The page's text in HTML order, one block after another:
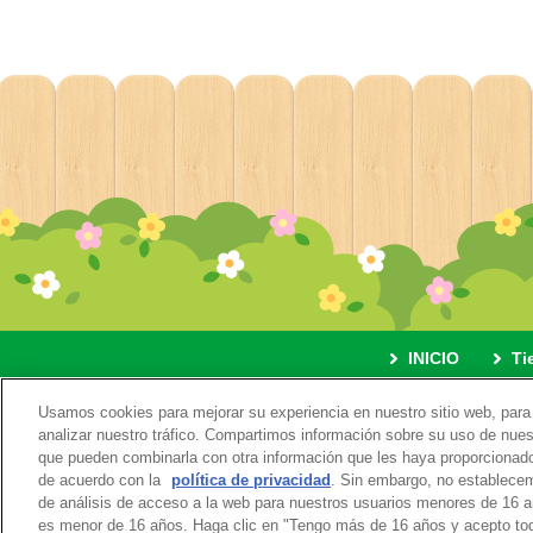
INICIO
Acerca de esta página web
Usamos cookies para mejorar su experiencia en nuestro sitio web,
analizar nuestro tráfico. Compartimos información sobre su uso de
que pueden combinarla con otra información que les haya
de acuerdo con la política de privacidad . Sin embargo, no
de análisis de acceso a la web para nuestros usuarios menores de 16
es menor de 16 años. Haga clic en "Tengo más de 16 años y acepto